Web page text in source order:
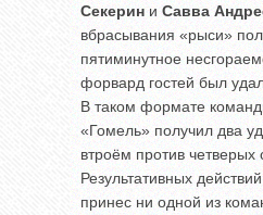
Секерин и Савва
вбрасывания «рыси»
пятиминутное
форвард гостей был
В таком формате
«Гомель» получил два
втроём против четверых
Результативных
принес ни одной из